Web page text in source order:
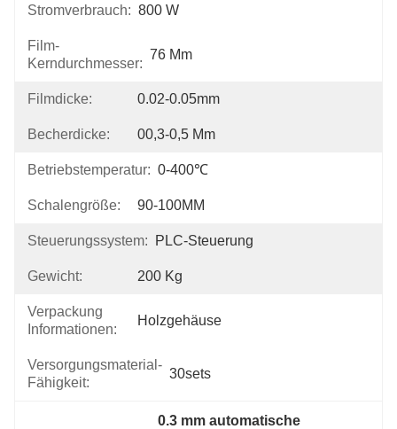
Stromverbrauch: 800 W
Film-
Kerndurchmesser:
76 Mm
Filmdicke: 0.02-0.05mm
Becherdicke: 00,3-0,5 Mm
Betriebstemperatur: 0-400℃
Schalengröße: 90-100MM
Steuerungssystem: PLC-Steuerung
Gewicht: 200 Kg
Verpackung
Informationen:
Holzgehäuse
Versorgungsmaterial-
Fähigkeit:
30sets
0.3 mm automatische